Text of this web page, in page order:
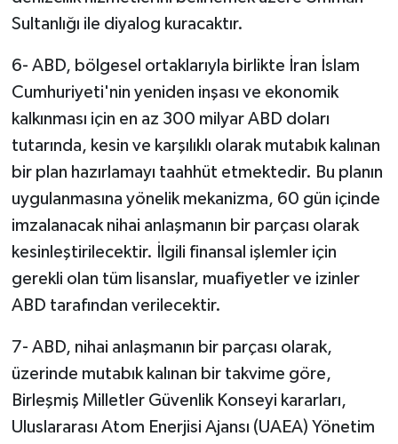
Sultanlığı ile diyalog kuracaktır.
6- ABD, bölgesel ortaklarıyla birlikte İran İslam
Cumhuriyeti'nin yeniden inşası ve ekonomik
kalkınması için en az 300 milyar ABD doları
tutarında, kesin ve karşılıklı olarak mutabık kalınan
bir plan hazırlamayı taahhüt etmektedir. Bu planın
uygulanmasına yönelik mekanizma, 60 gün içinde
imzalanacak nihai anlaşmanın bir parçası olarak
kesinleştirilecektir. İlgili finansal işlemler için
gerekli olan tüm lisanslar, muafiyetler ve izinler
ABD tarafından verilecektir.
7- ABD, nihai anlaşmanın bir parçası olarak,
üzerinde mutabık kalınan bir takvime göre,
Birleşmiş Milletler Güvenlik Konseyi kararları,
Uluslararası Atom Enerjisi Ajansı (UAEA) Yönetim